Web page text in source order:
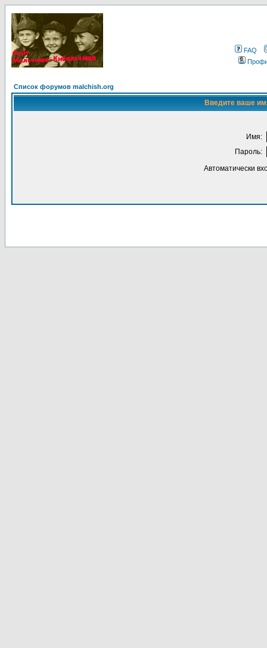
FAQ
Список форумов malchish.org
Введите ваше
Имя:
Пароль:
Автоматически